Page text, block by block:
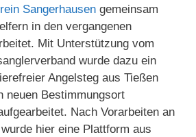
Sangerhausen gemeinsam
in den vergangenen
Mit Unterstützung vom
wurde dazu ein
Angelsteg aus Tießen
neuen Bestimmungsort
Nach Vorarbeiten an
hier eine Plattform aus